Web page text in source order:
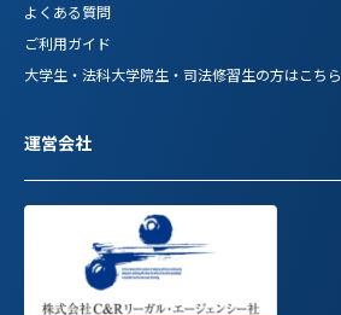
よくある質問
ご利用ガイド
大学生・法科大学院生・司法修習生の方はこちら
運営会社